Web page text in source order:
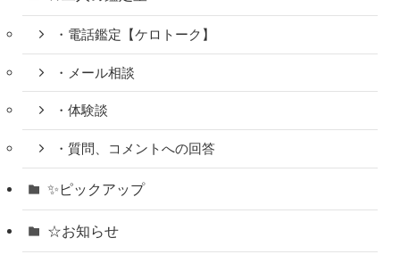
・電話鑑定【ケロトーク】
・メール相談
・体験談
・質問、コメントへの回答
✨ピックアップ
☆お知らせ